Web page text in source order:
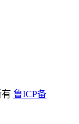
鲁ICP备